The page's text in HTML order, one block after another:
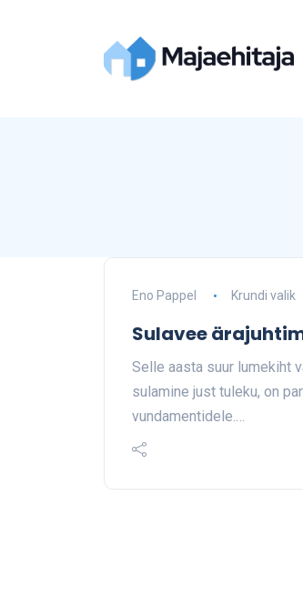
Eno Pappel Krundi valik
Sulavee
Selle aasta suur lumekiht
sulamine just tuleku, on
vundamentidele.…